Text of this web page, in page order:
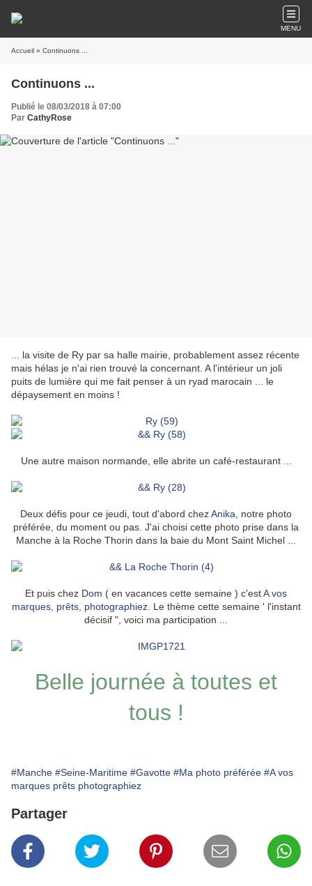
MENU
Accueil » Continuons ...
Continuons ...
Publié le 08/03/2018 à 07:00
Par CathyRose
... la visite de Ry par sa halle mairie, probablement assez récente
mais hélas je n'ai rien trouvé la concernant. A l'intérieur un joli
puits de lumière qui me fait penser à un ryad marocain ... le
dépaysement en moins !
Une autre maison normande, elle abrite un café-restaurant ...
Deux défis pour ce jeudi, tout d'abord chezAnika , notre photo
préférée, du moment ou pas. J'ai choisi cette photo prise dans la
Manche à la Roche Thorin dans la baie du Mont Saint Michel ...
Et puis chez Dom ( en vacances cette semaine ) c'estA vos
marques, prêts, photographiez. Le thème cette semaine ' l'instant
décisif ", voici ma participation ...
Belle journée à toutes et
tous !
#Manche #Seine-Maritime #Gavotte #Ma photo préférée #A vos
marques prêts photographiez
Partager